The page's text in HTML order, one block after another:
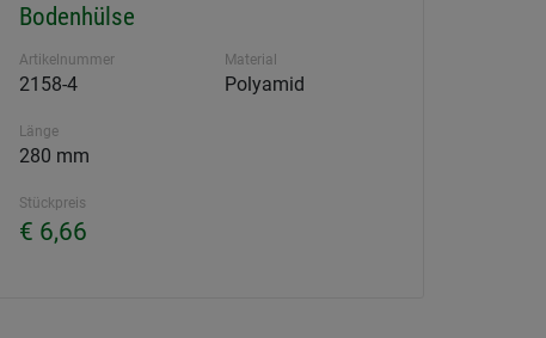
Bodenhülse
Artikelnummer
2158-4
Material
Polyamid
Länge
280 mm
Stückpreis
€ 6,66